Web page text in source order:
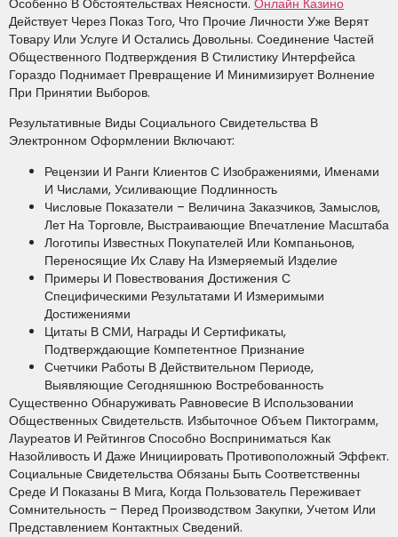
Действует Через Показ Того, Что Прочие Личности Уже Верят
Товару Или Услуге И Остались Довольны. Соединение Частей
Общественного Подтверждения В Стилистику Интерфейса
Гораздо Поднимает Превращение И Минимизирует Волнение
При Принятии Выборов.
Результативные Виды Социального Свидетельства В
Электронном Оформлении Включают:
Рецензии И Ранги Клиентов С Изображениями, Именами
И Числами, Усиливающие Подлинность
Числовые Показатели – Величина Заказчиков, Замыслов,
Лет На Торговле, Выстраивающие Впечатление Масштаба
Логотипы Известных Покупателей Или Компаньонов,
Переносящие Их Славу На Измеряемый Изделие
Примеры И Повествования Достижения С
Специфическими Результатами И Измеримыми
Достижениями
Цитаты В СМИ, Награды И Сертификаты,
Подтверждающие Компетентное Признание
Счетчики Работы В Действительном Периоде,
Выявляющие Сегодняшнюю Востребованность
Существенно Обнаруживать Равновесие В Использовании
Общественных Свидетельств. Избыточное Объем Пиктограмм,
Лауреатов И Рейтингов Способно Восприниматься Как
Назойливость И Даже Инициировать Противоположный Эффект.
Социальные Свидетельства Обязаны Быть Соответственны
Среде И Показаны В Мига, Когда Пользователь Переживает
Сомнительность – Перед Производством Закупки, Учетом Или
Представлением Контактных Сведений.